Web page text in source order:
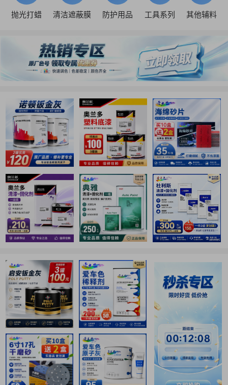
抛光打蜡 清洁遮蔽膜 防护用品 工具系列 其他辅料